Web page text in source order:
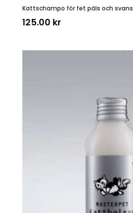
Kattschampo för fet päls och svans
125.00 kr